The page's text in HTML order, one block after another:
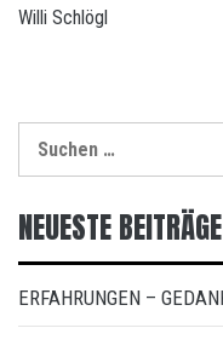
Willi Schlögl
nach:
NEUESTE BEITRÄGE
ERFAHRUNGEN –